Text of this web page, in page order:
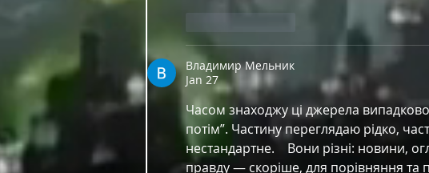
Владимир Мельник
Jan 27
Часом знаходжу ці джерела випадково,
потім”. Частину переглядаю рідко,
нестандартне.    Вони різні: новини,
правду — скоріше, для порівняння